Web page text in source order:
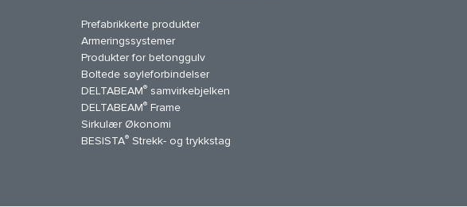
Prefabrikkerte produkter
Armeringssystemer
Produkter for betonggulv
Boltede søyleforbindelser
DELTABEAM® samvirkebjelken
DELTABEAM® Frame
Sirkulær Økonomi
BESISTA® Strekk- og trykkstag
Kontakt oss